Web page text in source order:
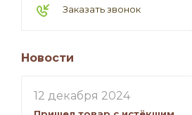
Заказать звонок
Новости
12 декабря 2024